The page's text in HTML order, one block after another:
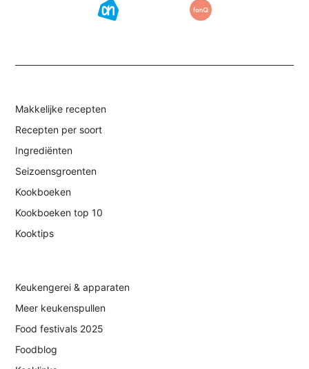
Makkelijke recepten
Recepten per soort
Ingrediënten
Seizoensgroenten
Kookboeken
Kookboeken top 10
Kooktips
Keukengerei & apparaten
Meer keukenspullen
Food festivals 2025
Foodblog